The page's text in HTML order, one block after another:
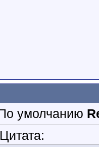
Цитата: